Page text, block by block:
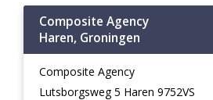
Composite Agency
Haren, Groningen
Composite Agency
Lutsborgsweg 5 Haren 9752VS